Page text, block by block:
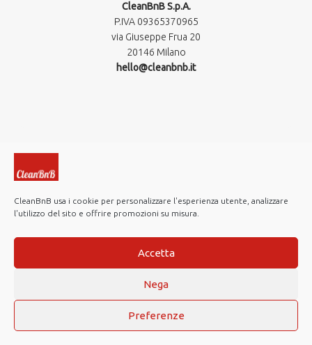
CleanBnB usa i cookie per personalizzare l'esperienza utente, analizzare
l'utilizzo del sito e offrire promozioni su misura.
Accetta
Nega
Preferenze
CleanBnB S.p.A.
P.IVA 09365370965​
via Giuseppe Frua 20
20146 Milano
hello@cleanbnb.it
Investor Relations
Note Legali
Privacy policy
Cookie Policy
Web Agency